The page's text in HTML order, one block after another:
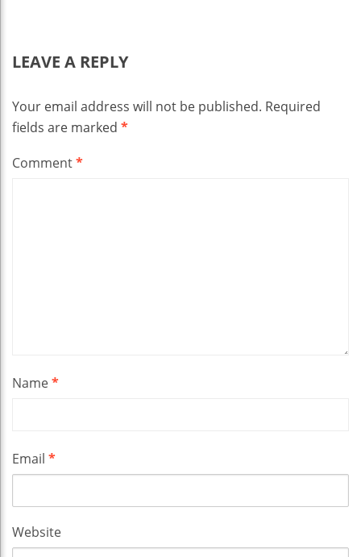
LEAVE A REPLY
Your email address will not be published. Required
fields are marked *
Comment*
Name*
Email *
Website